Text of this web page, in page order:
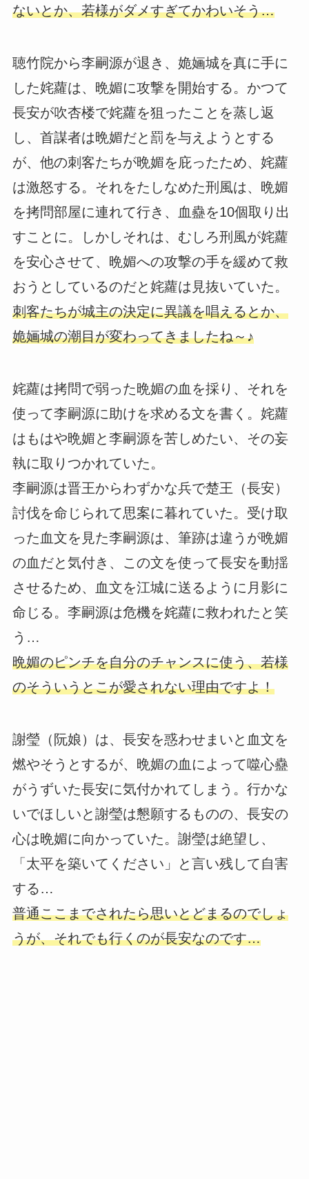
ないとか、若様がダメすぎてかわいそう…
聴竹院から李嗣源が退き、姽婳城を真に手に
した姹蘿は、晩媚に攻撃を開始する。かつて
長安が吹杏楼で姹蘿を狙ったことを蒸し返
し、首謀者は晩媚だと罰を与えようとする
が、他の刺客たちが晩媚を庇ったため、姹蘿
は激怒する。それをたしなめた刑風は、晩媚
を拷問部屋に連れて行き、血蠱を10個取り出
すことに。しかしそれは、むしろ刑風が姹蘿
を安心させて、晩媚への攻撃の手を緩めて救
おうとしているのだと姹蘿は見抜いていた。
刺客たちが城主の決定に異議を唱えるとか、
姽婳城の潮目が変わってきましたね～♪
姹蘿は拷問で弱った晩媚の血を採り、それを
使って李嗣源に助けを求める文を書く。姹蘿
はもはや晩媚と李嗣源を苦しめたい、その妄
執に取りつかれていた。
李嗣源は晋王からわずかな兵で楚王（長安）
討伐を命じられて思案に暮れていた。受け取
った血文を見た李嗣源は、筆跡は違うが晩媚
の血だと気付き、この文を使って長安を動揺
させるため、血文を江城に送るように月影に
命じる。李嗣源は危機を姹蘿に救われたと笑
う…
晩媚のピンチを自分のチャンスに使う、若様
のそういうとこが愛されない理由ですよ！
謝瑩（阮娘）は、長安を惑わせまいと血文を
燃やそうとするが、晩媚の血によって噬心蠱
がうずいた長安に気付かれてしまう。行かな
いでほしいと謝瑩は懇願するものの、長安の
心は晩媚に向かっていた。謝瑩は絶望し、
「太平を築いてください」と言い残して自害
する…
普通ここまでされたら思いとどまるのでしょ
うが、それでも行くのが長安なのです…